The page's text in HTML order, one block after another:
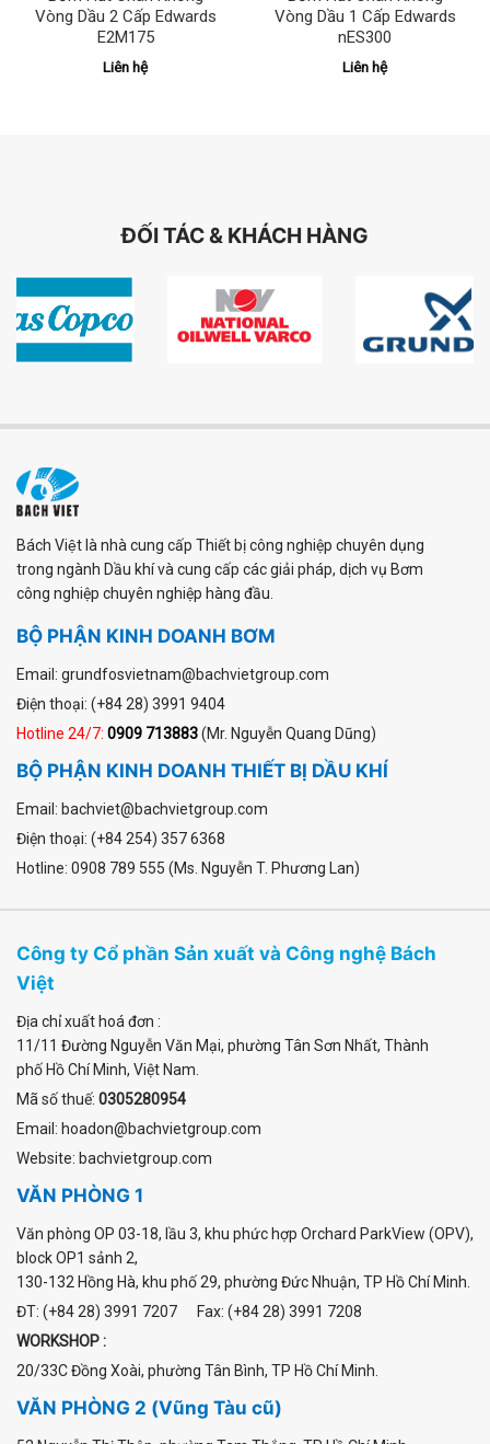
Vòng Dầu 2 Cấp Edwards
E2M175
Liên hệ
Vòng Dầu 1 Cấp Edwards
nES300
Liên hệ
ĐỐI TÁC & KHÁCH HÀNG
Bách Việt là nhà cung cấp Thiết bị công nghiệp chuyên dụng
trong ngành Dầu khí và cung cấp các giải pháp, dịch vụ Bơm
công nghiệp chuyên nghiệp hàng đầu.
BỘ PHẬN KINH DOANH BƠM
Email: grundfosvietnam@bachvietgroup.com
Điện thoại: (+84 28) 3991 9404
Hotline 24/7: 0909 713883(Mr. Nguyễn Quang Dũng)
BỘ PHẬN KINH DOANH THIẾT BỊ DẦU KHÍ
Email: bachviet@bachvietgroup.com
Điện thoại: (+84 254) 357 6368
Hotline: 0908 789 555 (Ms. Nguyễn T. Phương Lan)
Công ty Cổ phần Sản xuất và Công nghệ Bách
Việt
Địa chỉ xuất hoá đơn :
11/11 Đường Nguyễn Văn Mại, phường Tân Sơn Nhất, Thành
phố Hồ Chí Minh, Việt Nam.
Mã số thuế: 0305280954
Email: hoadon@bachvietgroup.com
Website: bachvietgroup.com
VĂN PHÒNG 1
Văn phòng OP 03-18, lầu 3, khu phức hợp Orchard ParkView (OPV),
block OP1 sảnh 2,
130-132 Hồng Hà, khu phố 29, phường Đức Nhuận, TP Hồ Chí Minh.
ĐT: (+84 28) 3991 7207 Fax: (+84 28) 3991 7208
WORKSHOP :
20/33C Đồng Xoài, phường Tân Bình, TP Hồ Chí Minh.
VĂN PHÒNG 2 (Vũng Tàu cũ)